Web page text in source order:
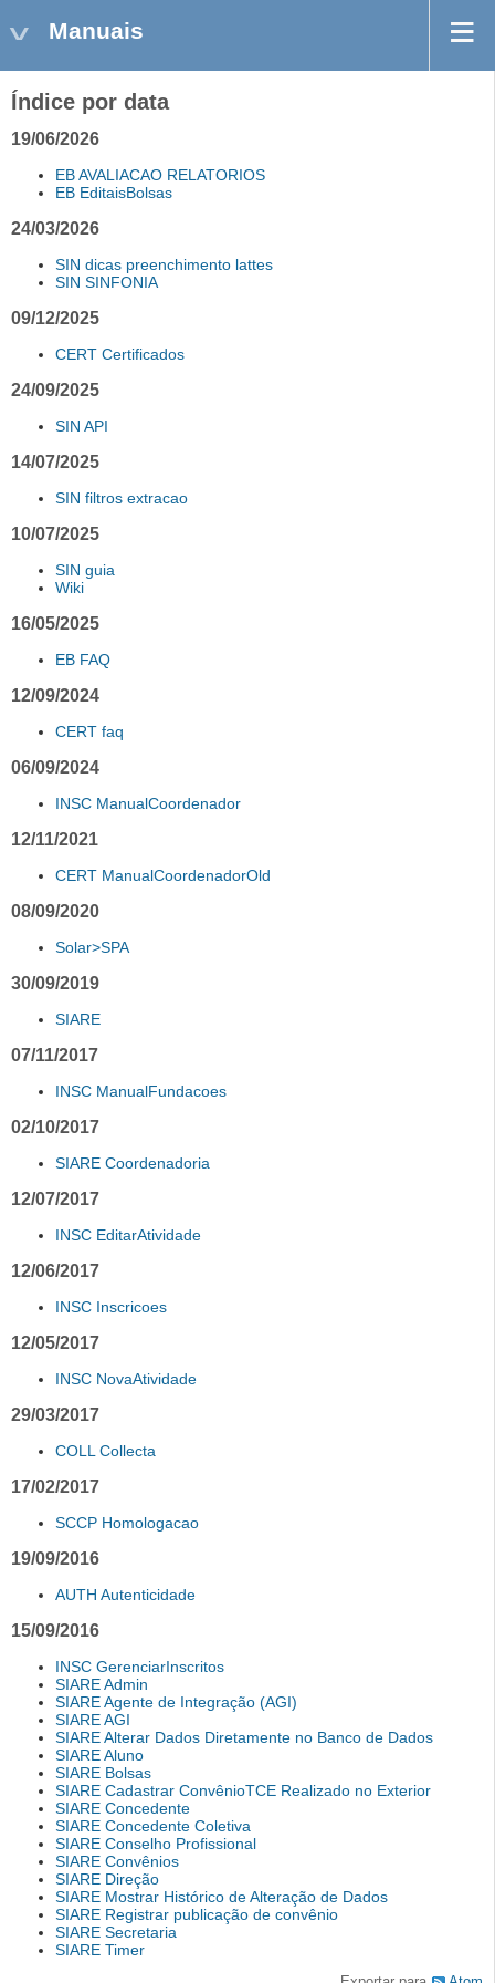
Manuais
Índice por data
19/06/2026
EB AVALIACAO RELATORIOS
EB EditaisBolsas
24/03/2026
SIN dicas preenchimento lattes
SIN SINFONIA
09/12/2025
CERT Certificados
24/09/2025
SIN API
14/07/2025
SIN filtros extracao
10/07/2025
SIN guia
Wiki
16/05/2025
EB FAQ
12/09/2024
CERT faq
06/09/2024
INSC ManualCoordenador
12/11/2021
CERT ManualCoordenadorOld
08/09/2020
Solar>SPA
30/09/2019
SIARE
07/11/2017
INSC ManualFundacoes
02/10/2017
SIARE Coordenadoria
12/07/2017
INSC EditarAtividade
12/06/2017
INSC Inscricoes
12/05/2017
INSC NovaAtividade
29/03/2017
COLL Collecta
17/02/2017
SCCP Homologacao
19/09/2016
AUTH Autenticidade
15/09/2016
INSC GerenciarInscritos
SIARE Admin
SIARE Agente de Integração (AGI)
SIARE AGI
SIARE Alterar Dados Diretamente no Banco de Dados
SIARE Aluno
SIARE Bolsas
SIARE Cadastrar ConvênioTCE Realizado no Exterior
SIARE Concedente
SIARE Concedente Coletiva
SIARE Conselho Profissional
SIARE Convênios
SIARE Direção
SIARE Mostrar Histórico de Alteração de Dados
SIARE Registrar publicação de convênio
SIARE Secretaria
SIARE Timer